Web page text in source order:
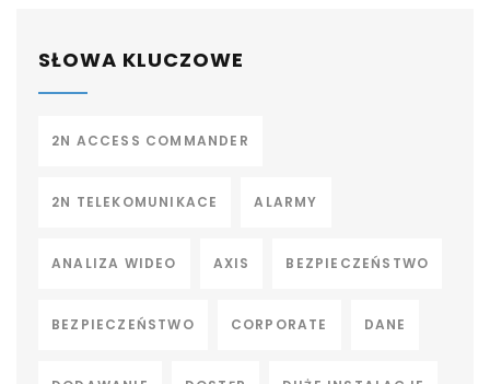
SŁOWA KLUCZOWE
2N ACCESS COMMANDER
2N TELEKOMUNIKACE ALARMY
ANALIZA WIDEO AXIS BEZPIECZEŃSTWO
BEZPIECZEŃSTWO CORPORATE DANE